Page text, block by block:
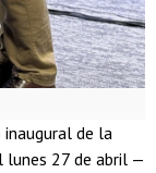
inaugural de la
lunes 27 de abril —